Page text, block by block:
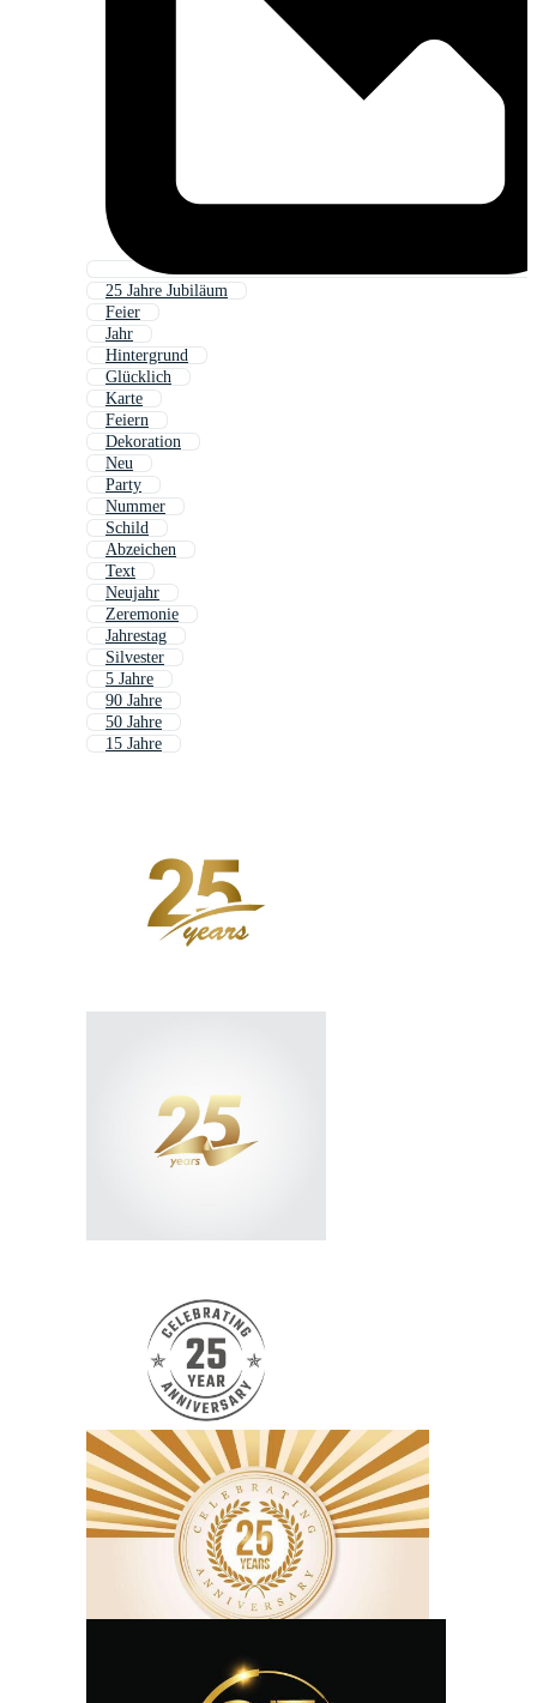
25 Jahre Jubiläum
Feier
Jahr
Hintergrund
Glücklich
Karte
Feiern
Dekoration
Neu
Party
Nummer
Schild
Abzeichen
Text
Neujahr
Zeremonie
Jahrestag
Silvester
5 Jahre
90 Jahre
50 Jahre
15 Jahre